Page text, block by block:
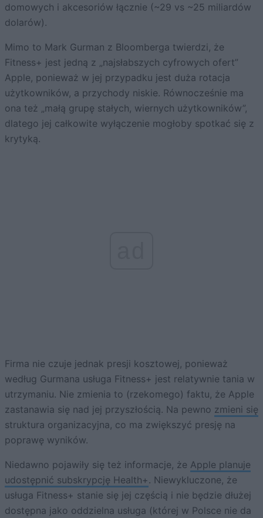
domowych i akcesoriów łącznie (~29 vs ~25 miliardów
dolarów).
Mimo to Mark Gurman z Bloomberga twierdzi, że
Fitness+ jest jedną z „najsłabszych cyfrowych ofert”
Apple, ponieważ w jej przypadku jest duża rotacja
użytkowników, a przychody niskie. Równocześnie ma
ona też „małą grupę stałych, wiernych użytkowników”,
dlatego jej całkowite wyłączenie mogłoby spotkać się z
krytyką.
Firma nie czuje jednak presji kosztowej, ponieważ
według Gurmana usługa Fitness+ jest relatywnie tania w
utrzymaniu. Nie zmienia to (rzekomego) faktu, że Apple
zastanawia się nad jej przyszłością. Na pewno zmieni się
struktura organizacyjna, co ma zwiększyć presję na
poprawę wyników.
Niedawno pojawiły się też informacje, że Apple planuje
udostępnić subskrypcję Health+ . Niewykluczone, że
usługa Fitness+ stanie się jej częścią i nie będzie dłużej
dostępna jako oddzielna usługa (której w Polsce nie da